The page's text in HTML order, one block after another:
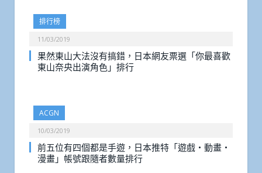
排行榜
11/03/2019
果然東山大法沒有搞錯，日本網友票選「你最喜歡
東山奈央出演角色」排行
ACGN
10/03/2019
前五位有四個都是手遊，日本推特「遊戲・動畫・
漫畫」帳號跟隨者數量排行